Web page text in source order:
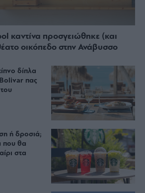
καντίνα προσγειώθηκε (και
οικόπεδο στην Ανάβυσσο
δίπλα
Bolivar πας
ή δροσιά;
που θα
στα